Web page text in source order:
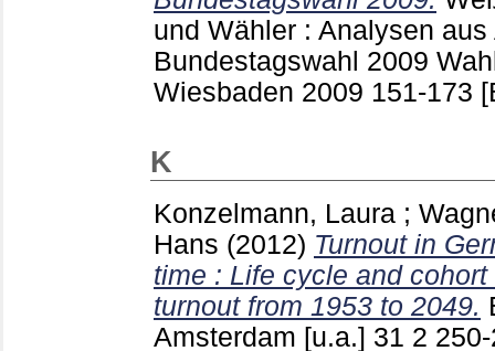
und Wähler : Analysen
Bundestagswahl 2009
Wiesbaden 2009 151-173
K
Konzelmann, Laura ;
Hans (2012) Turnout in
time : Life cycle and
turnout from 1953 to 2049.
Amsterdam [u.a.] 31 2